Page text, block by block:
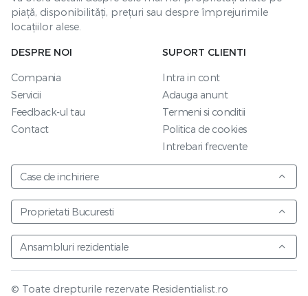
piață, disponibilități, prețuri sau despre împrejurimile
locațiilor alese.
DESPRE NOI
Compania
Servicii
Feedback-ul tau
Contact
SUPORT CLIENTI
Intra in cont
Adauga anunt
Termeni si conditii
Politica de cookies
Intrebari frecvente
Case de inchiriere
Proprietati Bucuresti
Ansambluri rezidentiale
© Toate drepturile rezervate Residentialist.ro